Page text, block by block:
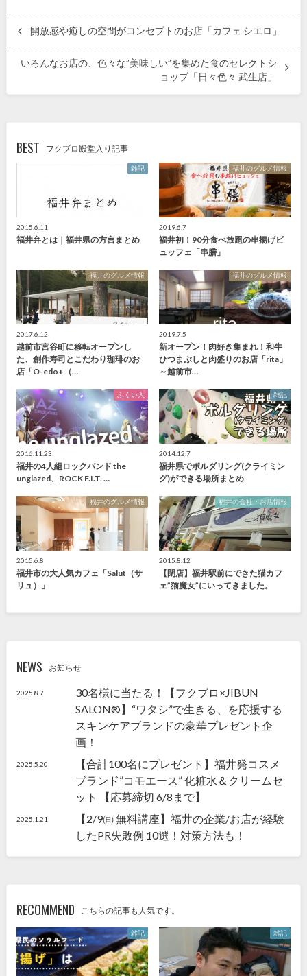
開放感や癒しの空間がコンセプトのお店「カフェ シエロ」
いろんなお店の、色々な”美味しい”を集めた食のセレクトシ
ョップ「日々色々 武生店」
BEST フクブロ殿堂入り記事
雑記
2015.6.11
福井弁とは｜福井県の方言まとめ
福井のグルメ情報
2019.6.7
福井初！90分食べ放題の串揚げビ
ュッフェ「串膳」
福井のグルメ情報
2017.6.12
越前市宮谷町に移転オープンし
た、創作寿司とこだわり珈琲のお
店「O-edo+（…
福井のグルメ情報
2019.7.5
新オープン！肉好き集まれ！和牛
ひつまぶしと肉盛りのお店「rita」
～越前市…
ふくい人
2016.11.23
福井の4人組ロックバンド the
unglazed、ROCK F.I.T. …
雑記
2014.12.7
福井県でボルダリング(クライミン
グ)ができる場所まとめ
福井のグルメ情報
2015.6.8
福井市の大人気カフェ「Salut（サ
リュ）」
福井の会社・お店情報
2015.8.12
【閉店】福井駅前にできた猫カフ
ェ”猫魔女”にいってきました。
NEWS お知らせ
2025.8.7
30名様に当たる！【フクブロ×JIBUN
SALON®】“ワタシ”で生きる、を応援する
スキンケアブランドの豪華プレゼント企
画！
2025.5.20
【合計100名にプレゼント】福井発コスメ
ブランド”コモエース” 化粧水＆クリームセ
ット 【応募締切 6/8まで】
2025.1.21
【2/9㈰ 無料講座】福井の企業/お店が経験
したPR失敗例 10選！対策方法も！
RECOMMEND こちらの記事も人気です。
雑記 雑記